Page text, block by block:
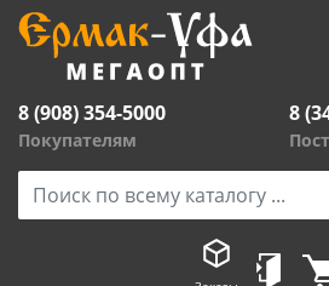
8 (908) 354-5000
Покупателям
8